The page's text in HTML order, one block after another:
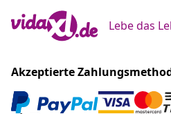
Lebe das
Akzeptierte